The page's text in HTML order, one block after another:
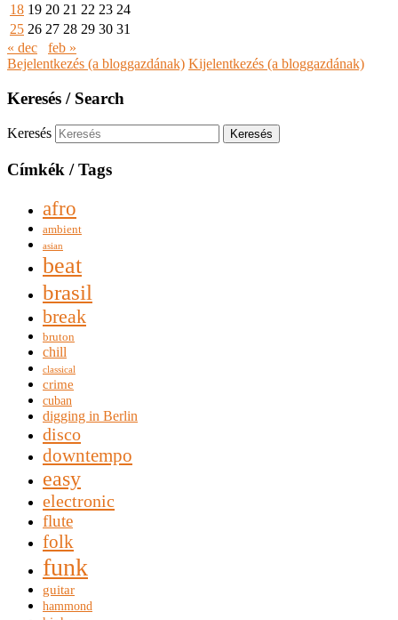
18 19 20 21 22 23 24
25 26 27 28 29 30 31
« dec
feb »
Bejelentkezés (a bloggazdának) Kijelentkezés (a bloggazdának)
Keresés / Search
Keresés
Címkék / Tags
afro
ambient
asian
beat
brasil
break
bruton
chill
classical
crime
cuban
digging in Berlin
disco
downtempo
easy
electronic
flute
folk
funk
guitar
hammond